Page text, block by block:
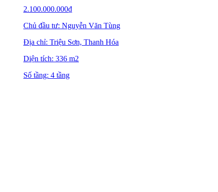
2.100.000.000₫
Chủ đầu tư: Nguyễn Văn Tùng
Địa chỉ: Triệu Sơn, Thanh Hóa
Diện tích: 336 m2
Số tầng: 4 tầng